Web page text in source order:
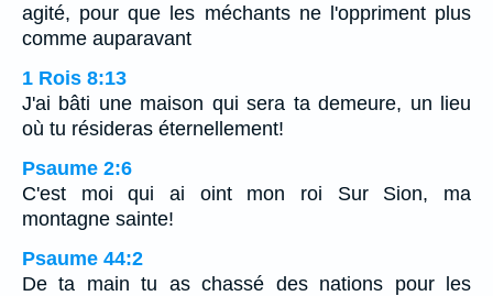
agité, pour que les méchants ne l'oppriment plus
comme auparavant
1 Rois 8:13
J'ai bâti une maison qui sera ta demeure, un lieu
où tu résideras éternellement!
Psaume 2:6
C'est moi qui ai oint mon roi Sur Sion, ma
montagne sainte!
Psaume 44:2
De ta main tu as chassé des nations pour les